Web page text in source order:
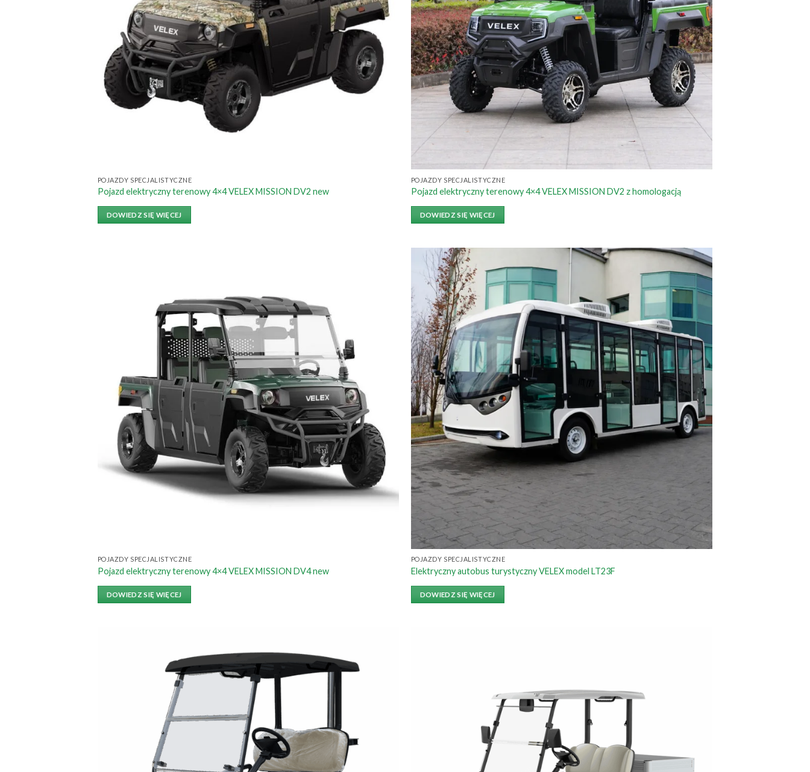
POJAZDY SPECJALISTYCZNE
Pojazd elektryczny terenowy 4×4 VELEX MISSION DV2 new
DOWIEDZ SIĘ WIĘCEJ
POJAZDY SPECJALISTYCZNE
Pojazd elektryczny terenowy 4×4 VELEX MISSION DV2 z homologacją
DOWIEDZ SIĘ WIĘCEJ
POJAZDY SPECJALISTYCZNE
Pojazd elektryczny terenowy 4×4 VELEX MISSION DV4 new
DOWIEDZ SIĘ WIĘCEJ
POJAZDY SPECJALISTYCZNE
Elektryczny autobus turystyczny VELEX model LT23F
DOWIEDZ SIĘ WIĘCEJ